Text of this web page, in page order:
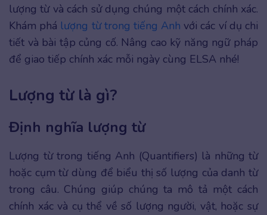
lượng từ và cách sử dụng chúng một cách chính xác.
Khám phá lượng từ trong tiếng Anh với các ví dụ chi
tiết và bài tập củng cố. Nâng cao kỹ năng ngữ pháp
để giao tiếp chính xác mỗi ngày cùng ELSA nhé!
Lượng từ là gì?
Định nghĩa lượng từ
Lượng từ trong tiếng Anh (Quantifiers) là những từ
hoặc cụm từ dùng để biểu thị số lượng của danh từ
trong câu. Chúng giúp chúng ta mô tả một cách
chính xác và cụ thể về số lượng người, vật, hoặc sự